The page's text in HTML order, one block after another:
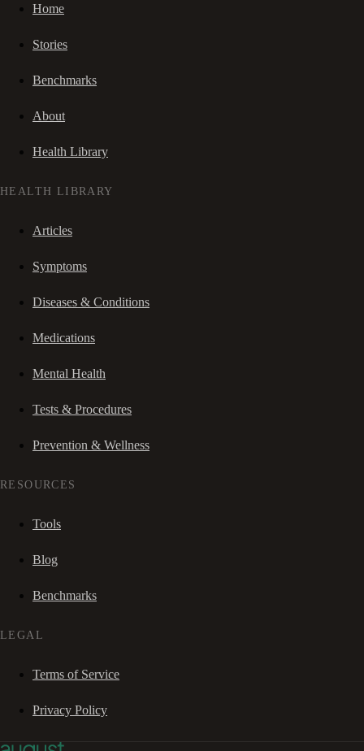
Home
Stories
Benchmarks
About
Health Library
HEALTH LIBRARY
Articles
Symptoms
Diseases & Conditions
Medications
Mental Health
Tests & Procedures
Prevention & Wellness
RESOURCES
Tools
Blog
Benchmarks
LEGAL
Terms of Service
Privacy Policy